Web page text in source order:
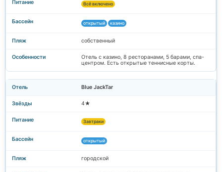
Всё включено
открытый казино
собственный
Отель с казино, 8 ресторанами, 5 барами, спа-
центром. Есть открытые теннисные корты.
Blue JackTar
4★
Завтраки
открытый
городской